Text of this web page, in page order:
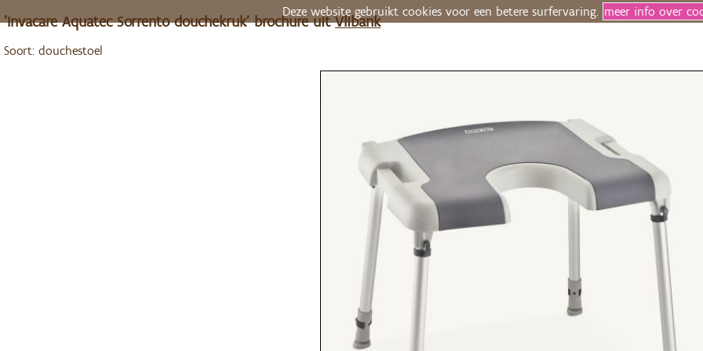
'Invacare Aquatec Sorrento douchekruk' brochure uitVlibank
Soort: douchestoel
Deze website gebruikt cookies voor een betere surfervaring. meer info over